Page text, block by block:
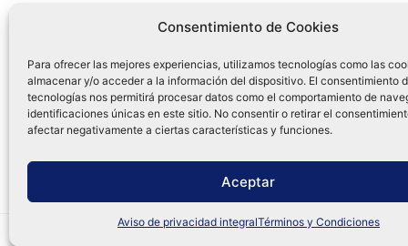
Consentimiento de Cookies
Para ofrecer las mejores experiencias, utilizamos tecnologías como las
almacenar y/o acceder a la información del dispositivo. El consentimiento
tecnologías nos permitirá procesar datos como el comportamiento de
identificaciones únicas en este sitio. No consentir o retirar el
afectar negativamente a ciertas características y funciones.
Aceptar
Aviso de privacidad integralTérminos y Condiciones
Mi Cuenta en Tamex
Mis Favoritos
55
Distribuidora Tamex - México